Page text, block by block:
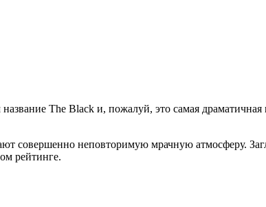
The Black и, пожалуй, это самая
совершенно неповторимую мрачную атмосферу.
рейтинге.